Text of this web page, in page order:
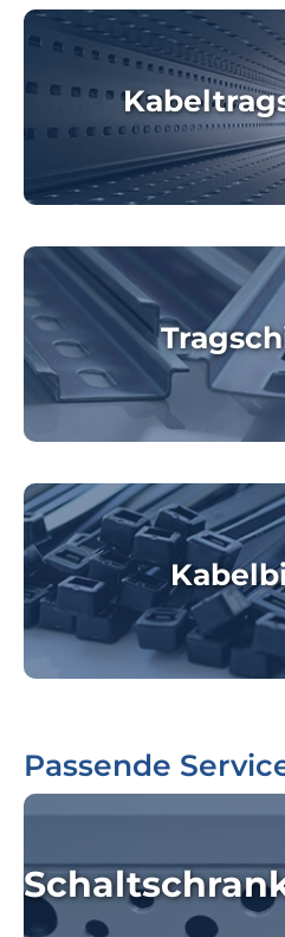
Passende